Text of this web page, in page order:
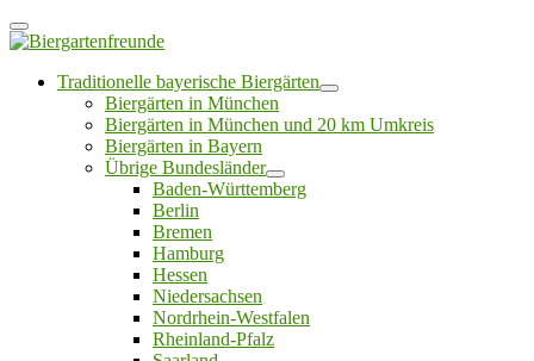
Traditionelle bayerische Biergärten
Biergärten in München
Biergärten in München und 20 km Umkreis
Biergärten in Bayern
Übrige Bundesländer
Baden-Württemberg
Berlin
Bremen
Hamburg
Hessen
Niedersachsen
Nordrhein-Westfalen
Rheinland-Pfalz